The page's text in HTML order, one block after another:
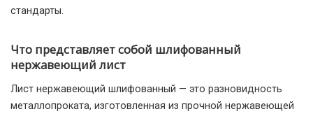
стандарты.
Что представляет собой шлифованный
нержавеющий лист
Лист нержавеющий шлифованный — это разновидность
металлопроката, изготовленная из прочной нержавеющей